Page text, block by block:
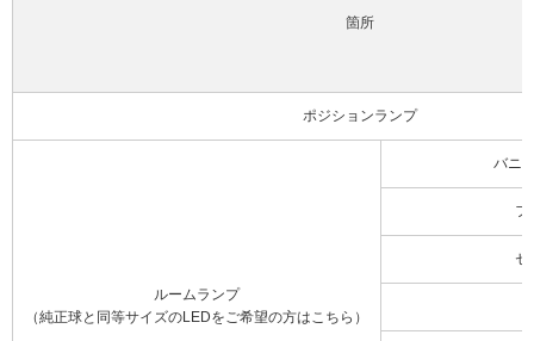
箇所
ポジションランプ
ルームランプ
（純正球と同等サイズのLEDをご希望の方はこちら）
バニ
フ
セ